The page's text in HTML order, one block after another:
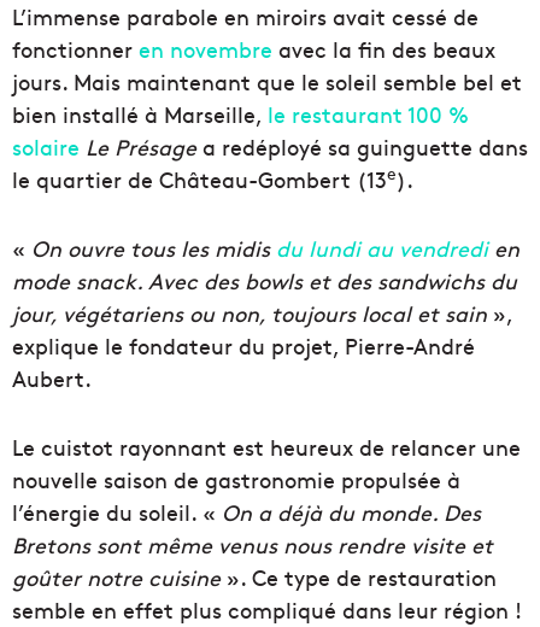
L’immense parabole en miroirs avait cessé de
fonctionner en novembre avec la fin des beaux
jours. Mais maintenant que le soleil semble bel et
bien installé à Marseille, le restaurant 100 %
solaire Le Présagea redéployé sa guinguette dans
le quartier de Château-Gombert (13e).
« On ouvre tous les midis du lundi au vendredien
mode snack. Avec des bowls et des sandwichs du
jour, végétariens ou non, toujours local et sain »,
explique le fondateur du projet, Pierre-André
Aubert.
Le cuistot rayonnant est heureux de relancer une
nouvelle saison de gastronomie propulsée à
l’énergie du soleil. « On a déjà du monde. Des
Bretons sont même venus nous rendre visite et
goûter notre cuisine». Ce type de restauration
semble en effet plus compliqué dans leur région !